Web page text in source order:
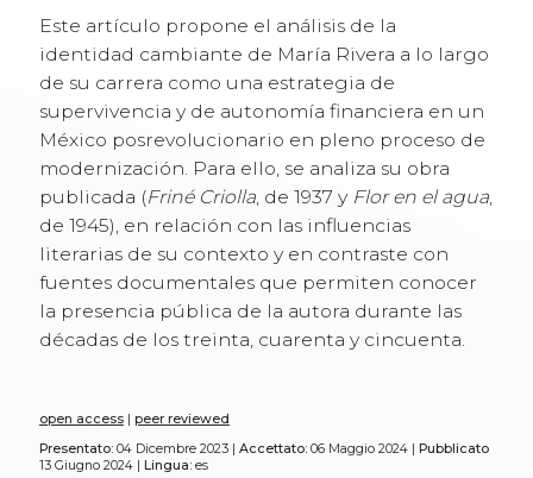
Este artículo propone el análisis de la
identidad cambiante de María Rivera a lo largo
de su carrera como una estrategia de
supervivencia y de autonomía financiera en un
México posrevolucionario en pleno proceso de
modernización. Para ello, se analiza su obra
publicada (Friné Criolla, de 1937 y Flor en el agua,
de 1945), en relación con las influencias
literarias de su contexto y en contraste con
fuentes documentales que permiten conocer
la presencia pública de la autora durante las
décadas de los treinta, cuarenta y cincuenta.
open access| peer reviewed
Presentato:04 Dicembre 2023 | Accettato:06 Maggio 2024 | Pubblicato
13 Giugno 2024 | Lingua:es